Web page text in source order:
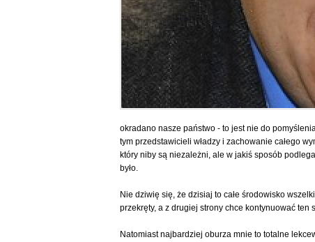
okradano nasze państwo - to jest nie do
tym przedstawicieli władzy i zachowanie całego
który niby są niezależni, ale w jakiś sposób
było.
Nie dziwię się, że dzisiaj to całe środowisko
przekręty, a z drugiej strony chce kontynuować
Natomiast najbardziej oburza mnie to totalne